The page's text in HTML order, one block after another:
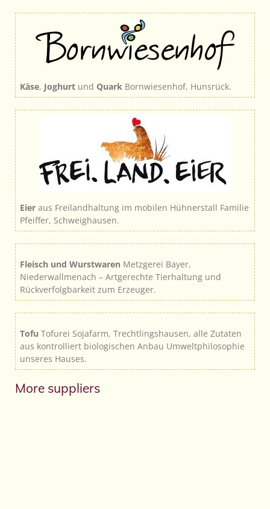
Käse, Joghurt und Quark Bornwiesenhof, Hunsrück.
Eier aus Freilandhaltung im mobilen Hühnerstall Familie
Pfeiffer, Schweighausen.
Fleisch und Wurstwaren Metzgerei Bayer,
Niederwallmenach – Artgerechte Tierhaltung und
Rückverfolgbarkeit zum Erzeuger.
Tofu Tofurei Sojafarm, Trechtlingshausen, alle Zutaten
aus kontrolliert biologischen Anbau Umweltphilosophie
unseres Hauses.
More suppliers